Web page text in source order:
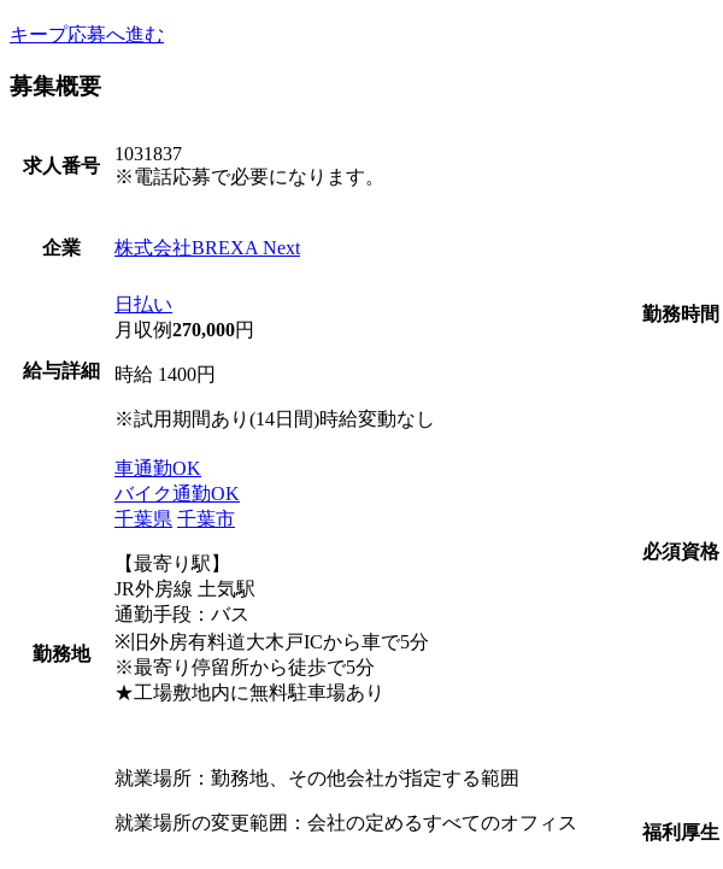
キープ応募へ進む
募集概要
求人番号
1031837
※電話応募で必要になります。
企業 株式会社BREXA Next
給与詳細
日払い
月収例270,000円
時給 1400円
※試用期間あり(14日間)時給変動なし
勤務地
車通勤OK
バイク通勤OK
千葉県 千葉市
【最寄り駅】
JR外房線 土気駅
通勤手段：バス
※旧外房有料道大木戸ICから車で5分
※最寄り停留所から徒歩で5分
★工場敷地内に無料駐車場あり
就業場所：勤務地、その他会社が指定する範囲
就業場所の変更範囲：会社の定めるすべてのオフィス
勤務時間
必須資格
福利厚生